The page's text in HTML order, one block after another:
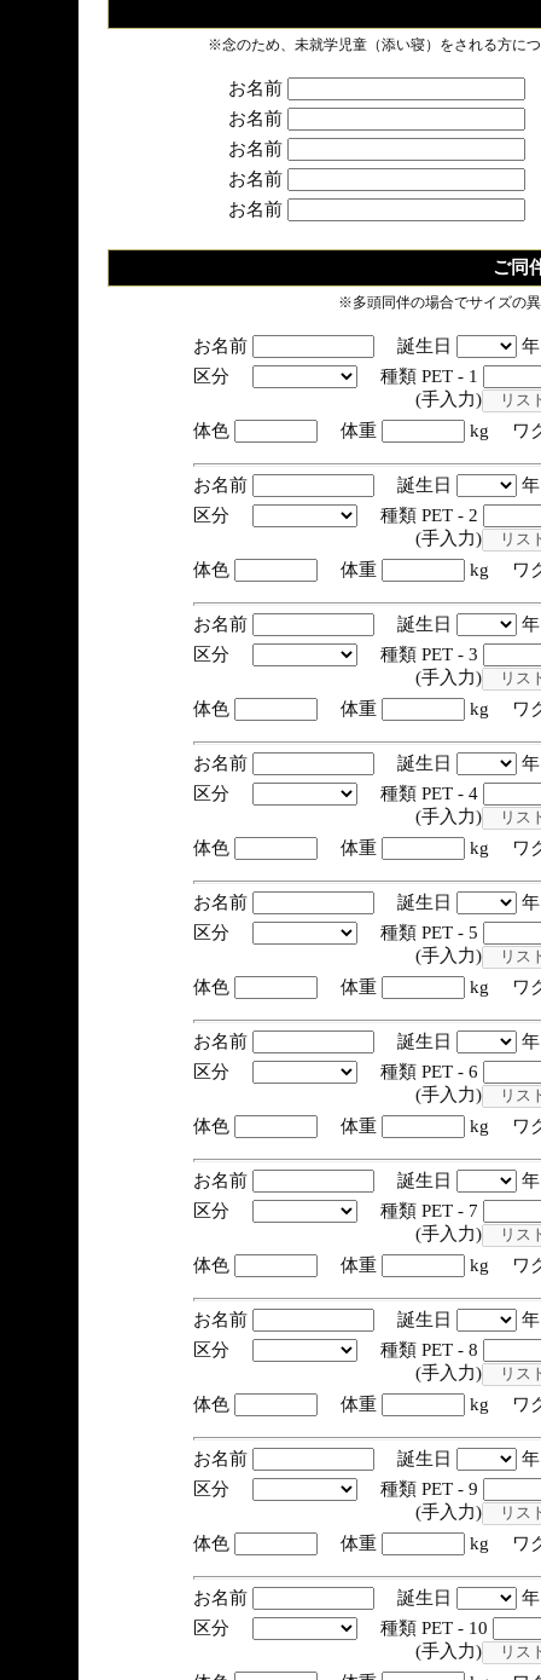
※念のため、未就学児童（添い寝）をされる方に
お名前
お名前
お名前
お名前
お名前
ご同
※多頭同伴の場合でサイズの
お名前 誕生日
区分
種類 PET - 1
(手入力)
体色
体重 kg ワ
お名前 誕生日
区分
種類 PET - 2
(手入力)
体色
体重 kg ワ
お名前 誕生日
区分
種類 PET - 3
(手入力)
体色
体重 kg ワ
お名前 誕生日
区分
種類 PET - 4
(手入力)
体色
体重 kg ワ
お名前 誕生日
区分
種類 PET - 5
(手入力)
体色
体重 kg ワ
お名前 誕生日
区分
種類 PET - 6
(手入力)
体色
体重 kg ワ
お名前 誕生日
区分
種類 PET - 7
(手入力)
体色
体重 kg ワ
お名前 誕生日
区分
種類 PET - 8
(手入力)
体色
体重 kg ワ
お名前 誕生日
区分
種類 PET - 9
(手入力)
体色
体重 kg ワ
お名前 誕生日
区分
種類 PET - 10
(手入力)